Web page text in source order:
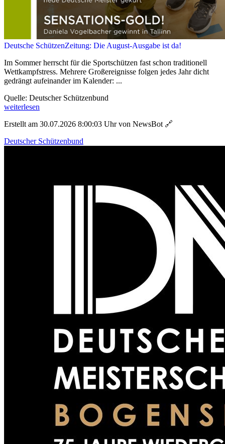
Deutsche SchützenZeitung: Die August-Ausgabe ist da!
Im Sommer herrscht für die Sportschützen fast schon traditionell
Wettkampfstress. Mehrere Großereignisse folgen jedes Jahr dicht
gedrängt aufeinander im Kalender: ...
Quelle: Deutscher Schützenbund
weiterlesen
Erstellt am 30.07.2026 8:00:03 Uhr von NewsBot 🔗
Deutscher Schützenbund